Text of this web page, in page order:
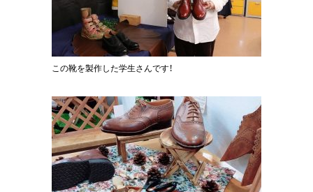
この靴を製作した学生さんです！